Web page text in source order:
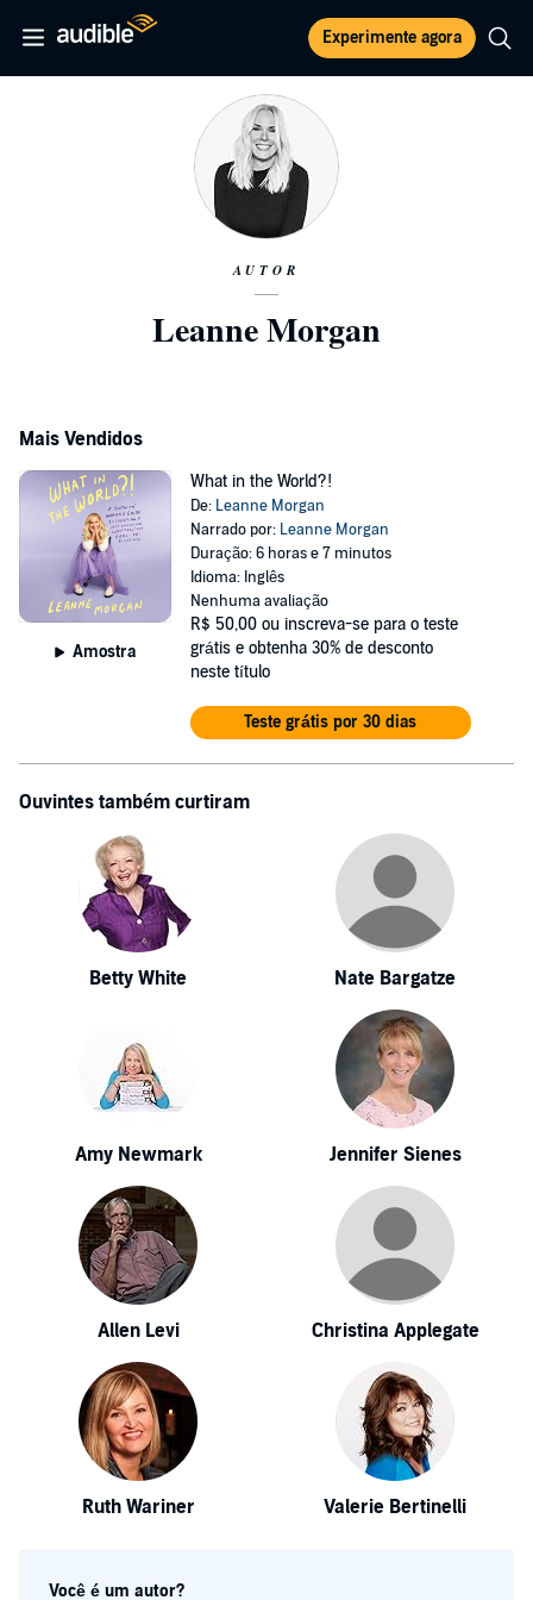
Experimente agora
AUTOR
Leanne Morgan
Mais Vendidos
Amostra
What in the World?!
De: Leanne Morgan
Narrado por: Leanne Morgan
Duração: 6 horas e 7 minutos
Idioma: Inglês
Nenhuma avaliação
R$ 50,00 ou inscreva-se para o teste
grátis e obtenha 30% de desconto
neste título
Teste grátis por 30 dias
Ouvintes também curtiram
Betty White Nate Bargatze
Amy Newmark Jennifer Sienes
Allen Levi Christina Applegate
Ruth Wariner Valerie Bertinelli
Você é um autor?